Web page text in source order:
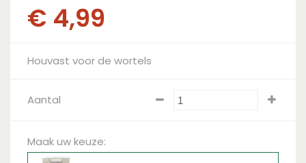
€ 4,99
Houvast voor de wortels
Aantal
Maak uw keuze: